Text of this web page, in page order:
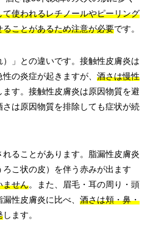
て使われるレチノールやピーリング
ことがあるため注意が必要です。
」との違いです。接触性皮膚炎は
の炎症が起きますが、 酒さは慢性
ます。接触性皮膚炎は原因物質を避
は原因物質を排除しても症状が続
れることがあります。脂漏性皮膚炎
こ状の皮）を伴う赤みが出ます
ません。また、眉毛・耳の周り・頭
性皮膚炎に比べ、 酒さは頬・鼻・
します。